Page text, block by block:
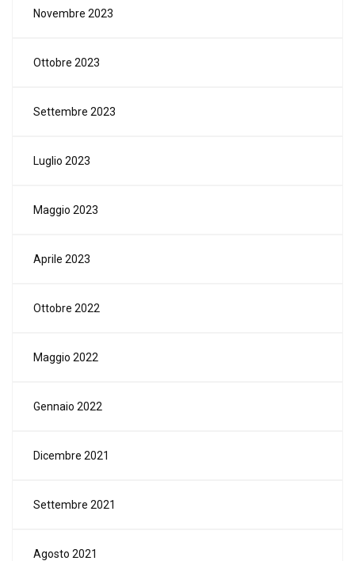
Novembre 2023
Ottobre 2023
Settembre 2023
Luglio 2023
Maggio 2023
Aprile 2023
Ottobre 2022
Maggio 2022
Gennaio 2022
Dicembre 2021
Settembre 2021
Agosto 2021